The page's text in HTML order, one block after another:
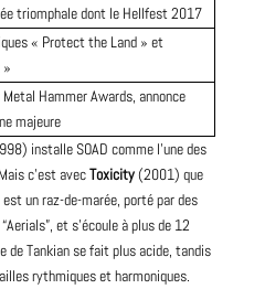
triomphale dont le Hellfest2017
« Protect the Land » et
»
Hammer Awards, annonce
majeure
installe SOAD comme l’une des
c’est avecToxicity(2001) que
un raz-de-marée, porté par des
et s’écoule à plus de 12
de Tankian se fait plus acide, tandis
rythmiques et harmoniques.